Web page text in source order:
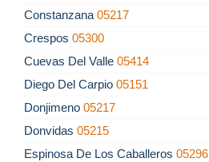
Constanzana 05217
Crespos 05300
Cuevas Del Valle 05414
Diego Del Carpio 05151
Donjimeno 05217
Donvidas 05215
Espinosa De Los Caballeros 05296